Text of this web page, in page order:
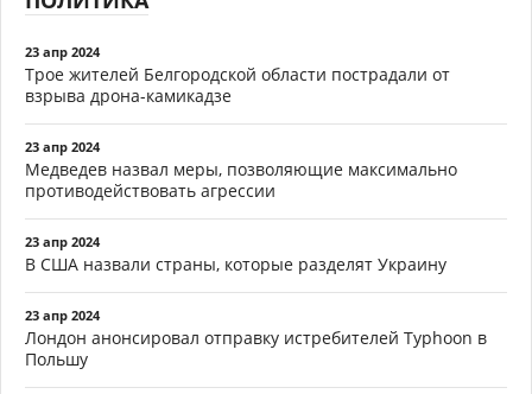
23 апр 2024
Трое жителей Белгородской области пострадали от
взрыва дрона-камикадзе
23 апр 2024
Медведев назвал меры, позволяющие максимально
противодействовать агрессии
23 апр 2024
В США назвали страны, которые разделят Украину
23 апр 2024
Лондон анонсировал отправку истребителей Typhoon в
Польшу